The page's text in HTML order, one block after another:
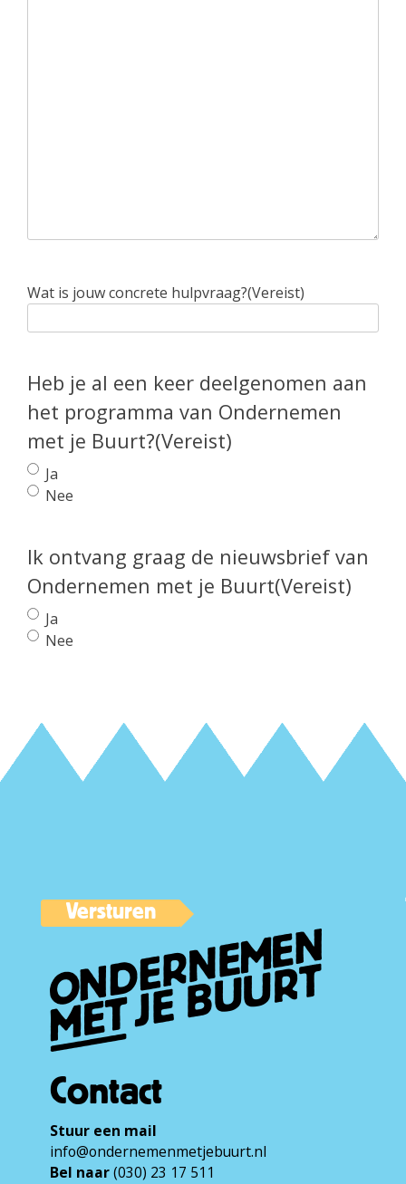
Wat is jouw concrete hulpvraag?(Vereist)
Heb je al een keer deelgenomen aan
het programma van Ondernemen
met je Buurt?(Vereist)
Ja
Nee
Ik ontvang graag de nieuwsbrief van
Ondernemen met je Buurt(Vereist)
Ja
Nee
Versturen
Contact
Stuur een mail
info@ondernemenmetjebuurt.nl
Bel naar(030) 23 17 511